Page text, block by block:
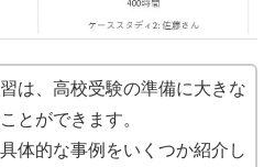
は、高校受験の準備に大きな
とができます。
体的な事例をいくつか紹介し